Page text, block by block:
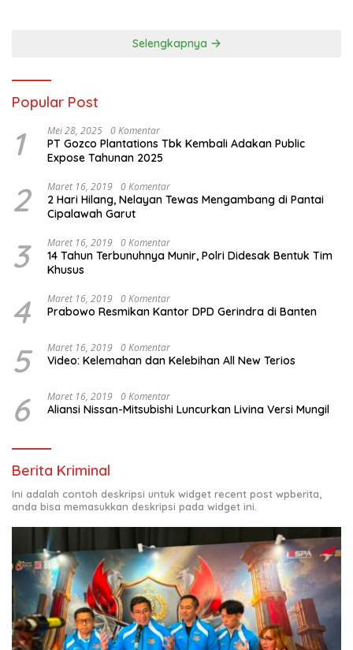
Selengkapnya
Popular Post
1 Mei 28, 2025 0 Komentar
PT Gozco Plantations Tbk Kembali Adakan Public
Expose Tahunan 2025
2 Maret 16, 2019 0 Komentar
2 Hari Hilang, Nelayan Tewas Mengambang di Pantai
Cipalawah Garut
3 Maret 16, 2019 0 Komentar
14 Tahun Terbunuhnya Munir, Polri Didesak Bentuk Tim
Khusus
4 Maret 16, 2019 0 Komentar
Prabowo Resmikan Kantor DPD Gerindra di Banten
5 Maret 16, 2019 0 Komentar
Video: Kelemahan dan Kelebihan All New Terios
6 Maret 16, 2019 0 Komentar
Aliansi Nissan-Mitsubishi Luncurkan Livina Versi Mungil
Berita Kriminal
Ini adalah contoh deskripsi untuk widget recent post wpberita,
anda bisa memasukkan deskripsi pada widget ini.